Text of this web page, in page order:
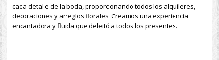
cada detalle de la boda, proporcionando todos los alquileres,
decoraciones y arreglos florales. Creamos una experiencia
encantadora y fluida que deleitó a todos los presentes.